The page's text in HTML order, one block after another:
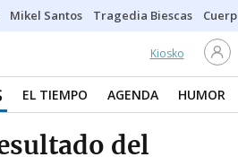
Mikel Santos Tragedia Biescas
Kiosko
EL TIEMPO AGENDA HUMOR
del